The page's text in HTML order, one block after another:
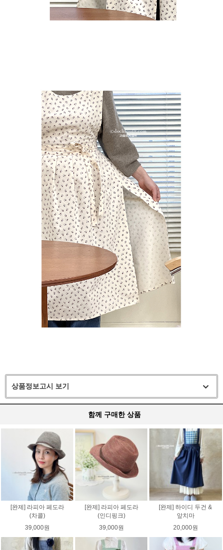
상품정보고시 보기
함께 구매한 상품
[완제] 라피아 페도라
(차콜)
39,000원
[완제] 라피아 페도라
(인디핑크)
39,000원
[완제] 하이디 두건 &
앞치마
20,000원